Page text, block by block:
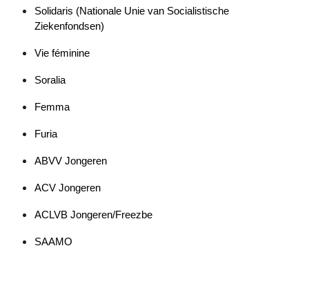
Solidaris (Nationale Unie van Socialistische
Ziekenfondsen)
Vie féminine
Soralia
Femma
Furia
ABVV Jongeren
ACV Jongeren
ACLVB Jongeren/Freezbe
SAAMO